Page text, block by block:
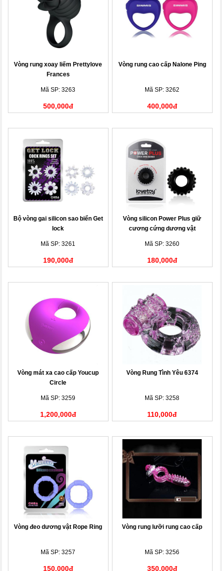
Vòng rung xoay liếm Prettylove
Frances
Mã SP: 3263
500,000đ
Vòng rung cao cấp Nalone Ping
Mã SP: 3262
400,000đ
Bộ vòng gai silicon sao biển Get
lock
Mã SP: 3261
190,000đ
Vòng silicon Power Plus giữ
cương cứng dương vật
Mã SP: 3260
180,000đ
Vòng mát xa cao cấp Youcup
Circle
Mã SP: 3259
1,200,000đ
Vòng Rung Tình Yêu 6374
Mã SP: 3258
110,000đ
Vòng đeo dương vật Rope Ring
Mã SP: 3257
150,000đ
Vòng rung lưỡi rung cao cấp
Mã SP: 3256
350,000đ